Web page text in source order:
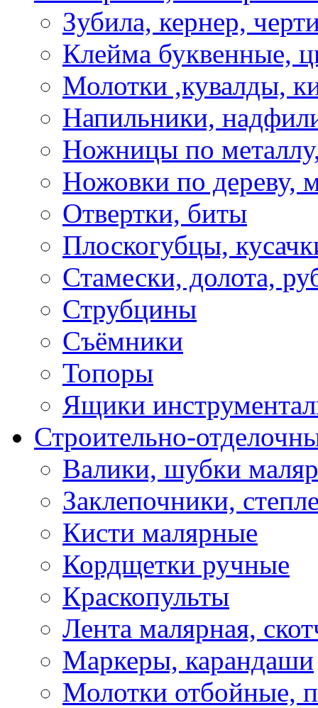
Зубила, кернер,
Клейма буквенные,
Молотки ,кувалды,
Напильники,
Ножницы по
Ножовки по дереву,
Отвертки, биты
Плоскогубцы,
Стамески, долота,
Струбцины
Съёмники
Топоры
Ящики
Строительно-
Валики, шубки
Заклепочники,
Кисти малярные
Кордщетки ручные
Краскопульты
Лента малярная,
Маркеры, карандаши
Молотки отбойные,